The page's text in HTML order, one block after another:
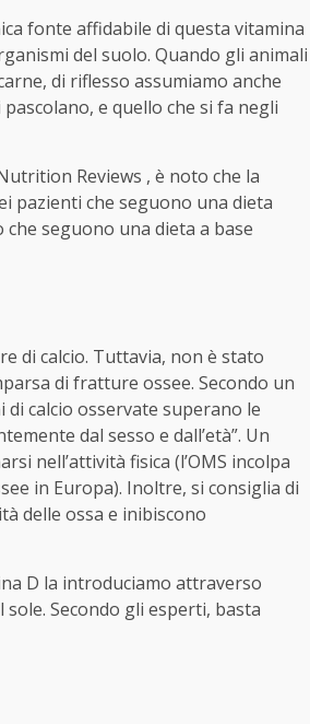
fonte affidabile di questa vitamina
del suolo. Quando gli animali
di riflesso assumiamo anche
e quello che si fa negli
Reviews , è noto che la
pazienti che seguono una dieta
seguono una dieta a base
di calcio. Tuttavia, non è stato
di fratture ossee. Secondo un
di calcio osservate superano le
dal sesso e dall’età”. Un
nell’attività fisica (l’OMS incolpa
in Europa). Inoltre, si consiglia di
delle ossa e inibiscono
D la introduciamo attraverso
Secondo gli esperti, basta